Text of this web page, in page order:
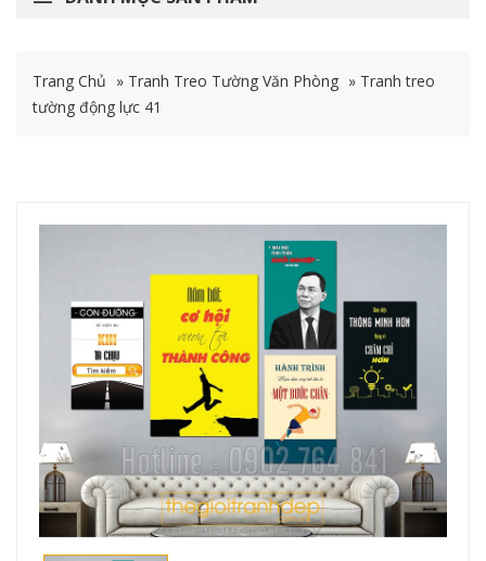
Trang Chủ » Tranh Treo Tường Văn Phòng » Tranh treo
tường động lực 41